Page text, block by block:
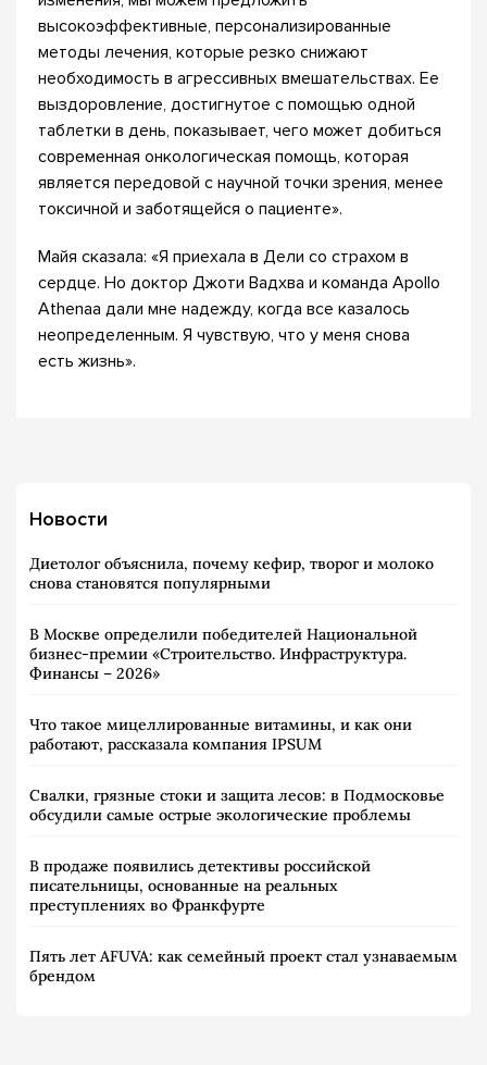
высокоэффективные, персонализированные
методы лечения, которые резко снижают
необходимость в агрессивных вмешательствах. Ее
выздоровление, достигнутое с помощью одной
таблетки в день, показывает, чего может добиться
современная онкологическая помощь, которая
является передовой с научной точки зрения, менее
токсичной и заботящейся о пациенте».
Майя сказала: «Я приехала в Дели со страхом в
сердце. Но доктор Джоти Вадхва и команда Apollo
Athenaa дали мне надежду, когда все казалось
неопределенным. Я чувствую, что у меня снова
есть жизнь».
Новости
Диетолог объяснила, почему кефир, творог и молоко
снова становятся популярными
В Москве определили победителей Национальной
бизнес-премии «Строительство. Инфраструктура.
Финансы – 2026»
Что такое мицеллированные витамины, и как они
работают, рассказала компания IPSUM
Свалки, грязные стоки и защита лесов: в Подмосковье
обсудили самые острые экологические проблемы
В продаже появились детективы российской
писательницы, основанные на реальных
преступлениях во Франкфурте
Пять лет AFUVA: как семейный проект стал узнаваемым
брендом